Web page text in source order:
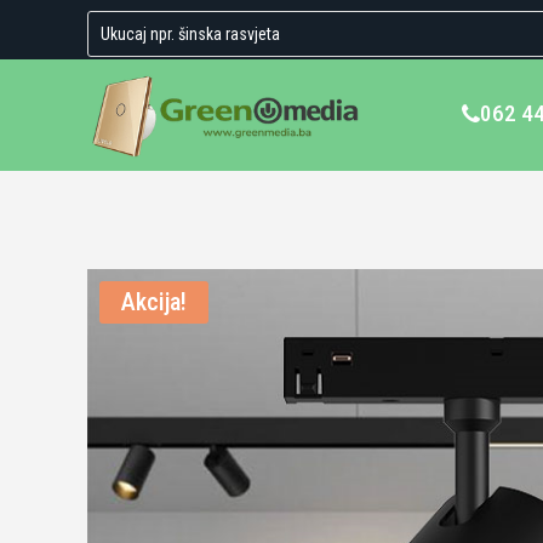
062
Akcija!